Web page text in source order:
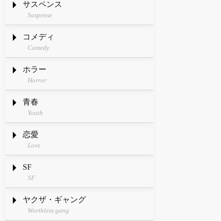
サスペンス
Suspense
コメディ
Comedy
ホラー
Horror
青春
Youth
恋愛
Love
SF
SF
ヤクザ・ギャング
Worthless gang